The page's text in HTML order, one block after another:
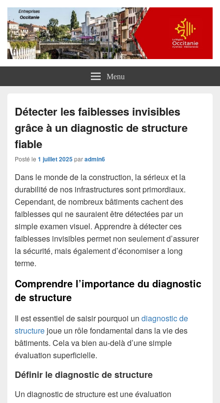
Entreprises Occitanie
Menu
Détecter les faiblesses invisibles
grâce à un diagnostic de structure
fiable
Posté le 1 juillet 2025paradmin6
Dans le monde de la construction, la sérieux et la
durabilité de nos infrastructures sont primordiaux.
Cependant, de nombreux bâtiments cachent des
faiblesses qui ne sauraient être détectées par un
simple examen visuel. Apprendre à détecter ces
faiblesses invisibles permet non seulement d’assurer
la sécurité, mais également d’économiser a long
terme.
Comprendre l’importance du diagnostic
de structure
Il est essentiel de saisir pourquoi un diagnostic de
structure joue un rôle fondamental dans la vie des
bâtiments. Cela va bien au-delà d’une simple
évaluation superficielle.
Définir le diagnostic de structure
Un diagnostic de structure est une évaluation